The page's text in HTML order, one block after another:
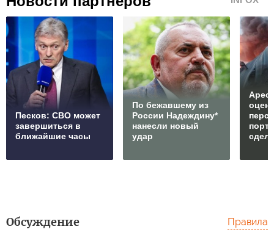
Песков: СВО может
завершиться в
ближайшие часы
По бежавшему из
России Надеждину*
нанесли новый
удар
Обсуждение Правила